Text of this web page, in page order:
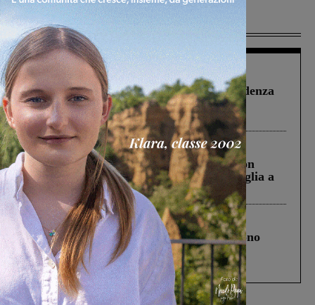
Più lette
Figline Incisa Valdarno 1 Agosto 2026
Piscina di Figline finanziata oltre la scadenza
Pnrr, il gruppo di Fratelli d’Italia: “Un
ringraziamento al Governo”
Cronaca 3 Agosto 2026
Scomparso da una struttura di Castiglion
Fiorentino l’uomo che aveva ucciso la figlia a
Levane nel 2020
Cronaca 4 Agosto 2026
Un anno fa la strage in A1 in cui morirono
Gianni, Giulia e Franco. Lo schianto, il
processo, lo stop ai sorpassi fra tir....